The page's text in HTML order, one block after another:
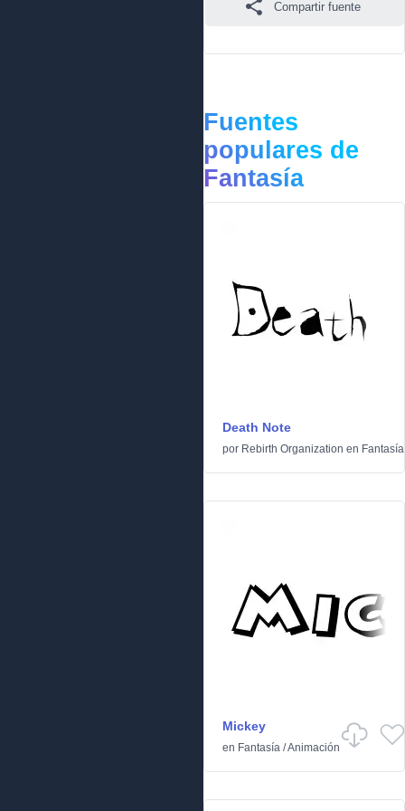
Compartir fuente
Fuentes
populares de
Fantasía
Death Note
por Rebirth Organization en Fantasía
Mickey
en Fantasía /Animación